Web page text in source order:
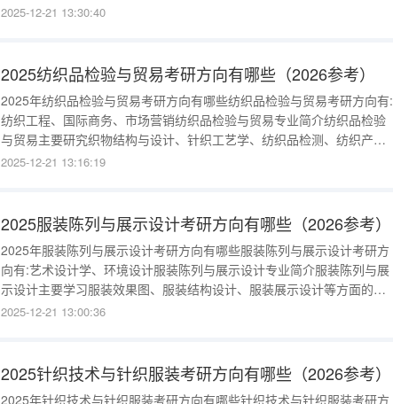
本技能，掌握面料加工流程、面料鉴别、面料生产管理、面料贸易等技
键词：麻真丝面
2025-12-21 13:30:40
2025纺织品检验与贸易考研方向有哪些（2026参考）
2025年纺织品检验与贸易考研方向有哪些纺织品检验与贸易考研方向有:
纺织工程、国际商务、市场营销纺织品检验与贸易专业简介纺织品检验
与贸易主要研究织物结构与设计、针织工艺学、纺织品检测、纺织产品
质量控制等方面的基础知识和技能，在纺织品检验与贸易领域进行纺织
品检验贸易质量
2025-12-21 13:16:19
2025服装陈列与展示设计考研方向有哪些（2026参考）
2025年服装陈列与展示设计考研方向有哪些服装陈列与展示设计考研方
向有:艺术设计学、环境设计服装陈列与展示设计专业简介服装陈列与展
示设计主要学习服装效果图、服装结构设计、服装展示设计等方面的知
识和技能，在计算机平面设计基础上，熟练掌握服装终端陈列设计、服
模特展示服装的安排
2025-12-21 13:00:36
2025针织技术与针织服装考研方向有哪些（2026参考）
2025年针织技术与针织服装考研方向有哪些针织技术与针织服装考研方